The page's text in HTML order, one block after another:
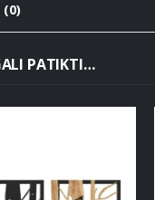
(0)
PATIKTI…